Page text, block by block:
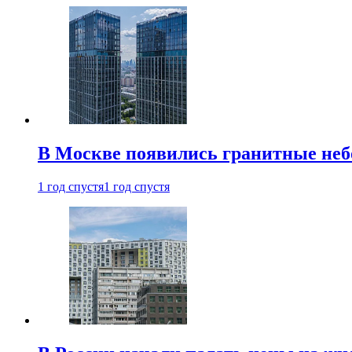
В Москве появились гранитные
1 год спустя1 год спустя